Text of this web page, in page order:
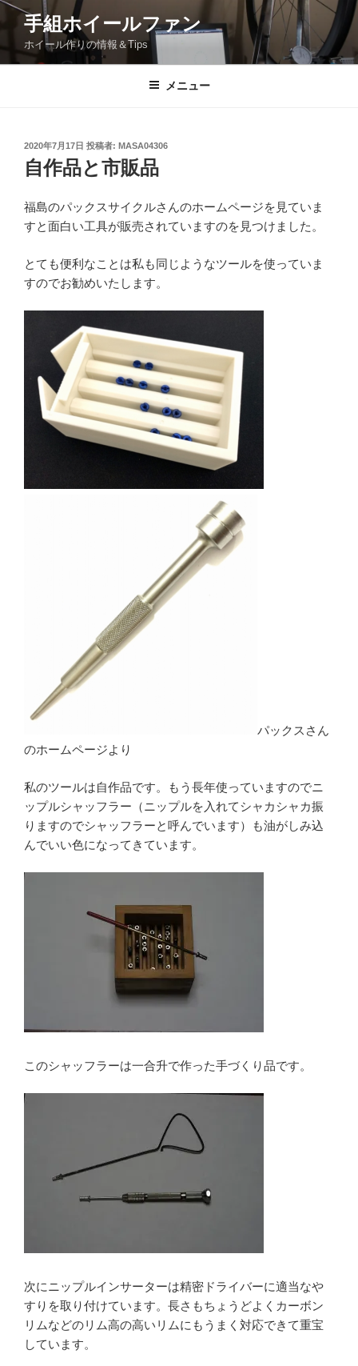
コ
テ
ン
手組ホイールファン
ホイール作りの情報＆Tips
メニュー
投
稿
日:
2020年7月17日 投稿者: MASA04306
自作品と市販品
福島のパックスサイクルさんのホームページを見ていま
すと面白い工具が販売されていますのを見つけました。
とても便利なことは私も同じようなツールを使っていま
すのでお勧めいたします。
パックスさん
のホームページより
私のツールは自作品です。もう長年使っていますのでニ
ップルシャッフラー（ニップルを入れてシャカシャカ振
りますのでシャッフラーと呼んでいます）も油がしみ込
んでいい色になってきています。
このシャッフラーは一合升で作った手づくり品です。
次にニップルインサーターは精密ドライバーに適当なや
すりを取り付けています。長さもちょうどよくカーボン
リムなどのリム高の高いリムにもうまく対応できて重宝
しています。